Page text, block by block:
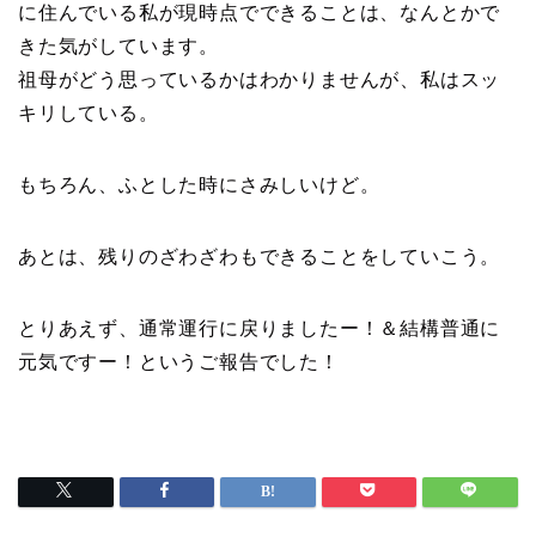
に住んでいる私が現時点でできることは、なんとかで
きた気がしています。
祖母がどう思っているかはわかりませんが、私はスッ
キリしている。
もちろん、ふとした時にさみしいけど。
あとは、残りのざわざわもできることをしていこう。
とりあえず、通常運行に戻りましたー！＆結構普通に
元気ですー！というご報告でした！